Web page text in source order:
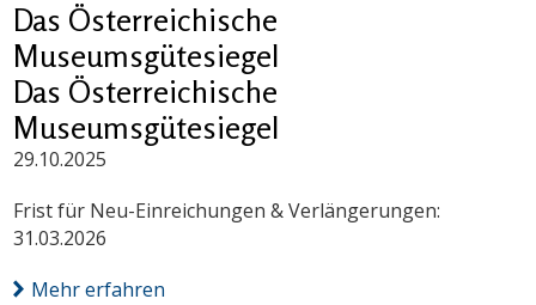
Das Österreichische
Museumsgütesiegel
Das Österreichische
Museumsgütesiegel
29.10.2025
Frist für Neu-Einreichungen & Verlängerungen:
31.03.2026
Mehr erfahren